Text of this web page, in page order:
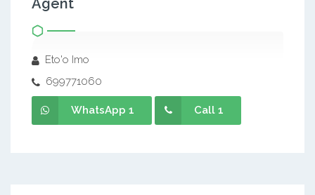
Agent
Eto'o Imo
699771060
WhatsApp 1 Call 1